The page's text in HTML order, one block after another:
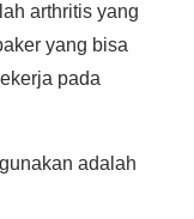
arthritis yang
yang bisa
pada
adalah